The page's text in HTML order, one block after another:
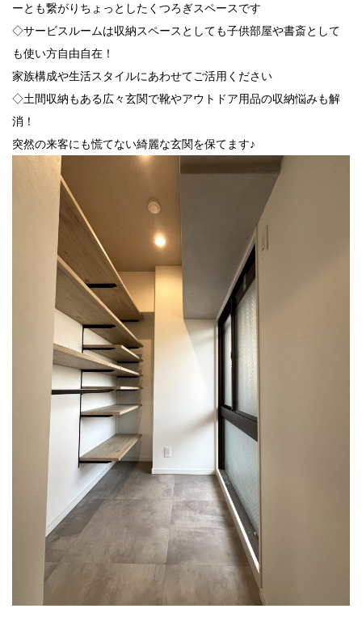
ーとも繋がりちょっとしたくつろぎスペースです
◇サービスルームは収納スペースとしても子供部屋や書斎として
も使い方自由自在！
家族構成や生活スタイルにあわせてご活用ください
◇土間収納もある広々玄関で靴やアウトドア用品の収納悩みも解
消！
突然の来客にも慌てない綺麗な玄関を保てます♪